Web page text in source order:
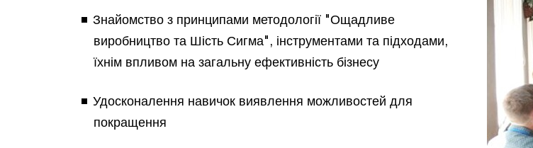
Знайомство з принципами методології "Ощадливе
виробництво та Шість Сигма", інструментами та підходами,
їхнім впливом на загальну ефективність бізнесу
Удосконалення навичок виявлення можливостей для
покращення